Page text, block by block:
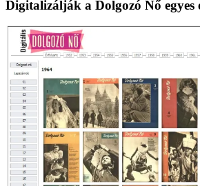
Digitalizálják a Dolgozó Nő egyes